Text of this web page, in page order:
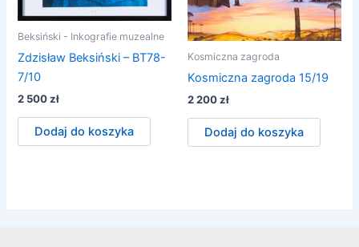
Beksiński - Inkografie muzealne
Zdzisław Beksiński – BT78-
7/10
2 500zł
Dodaj do koszyka
Kosmiczna zagroda
Kosmiczna zagroda 15/19
2 200zł
Dodaj do koszyka